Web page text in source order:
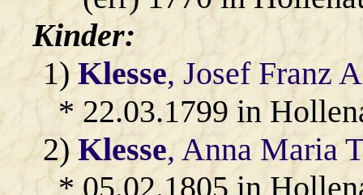
Kinder:
1)Klesse, Josef Franz
* 22.03.1799 in
2)Klesse, Anna Maria
* 05.02.1805 in